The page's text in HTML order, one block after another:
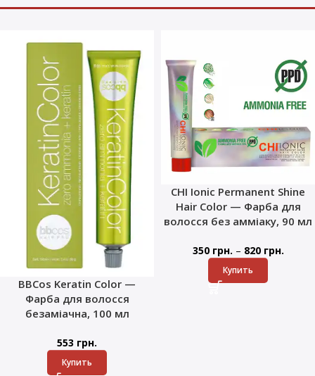
BBCos Keratin Color —
Фарба для волосся
безаміачна, 100 мл
553 грн.
Купить
CHI Ionic Permanent Shine
Hair Color — Фарба для
волосся без амміаку, 90 мл
350 грн. – 820 грн.
Купить